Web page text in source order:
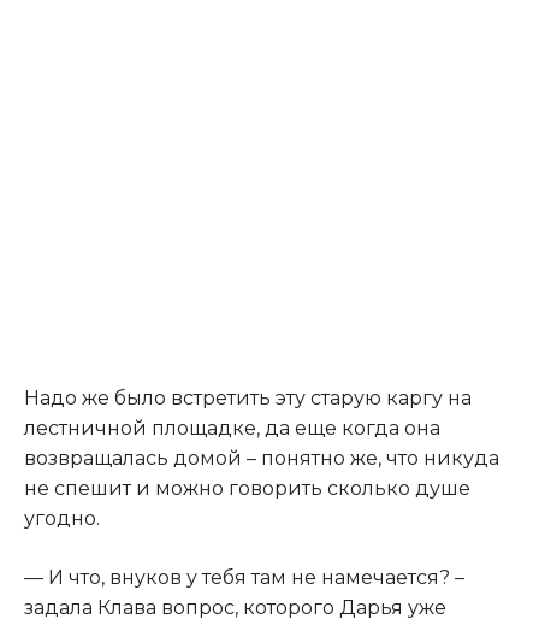
Надо же было встретить эту старую каргу на
лестничной площадке, да еще когда она
возвращалась домой – понятно же, что никуда
не спешит и можно говорить сколько душе
угодно.​
​— И что, внуков у тебя там не намечается? –
задала Клава вопрос, которого Дарья уже